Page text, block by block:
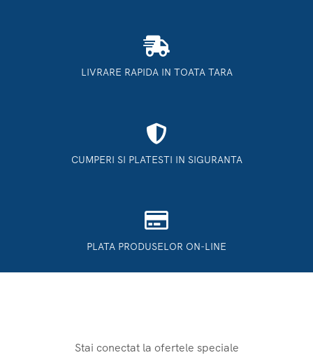
LIVRARE RAPIDA IN TOATA TARA
CUMPERI SI PLATESTI IN SIGURANTA
PLATA PRODUSELOR ON-LINE
Stai conectat la ofertele speciale